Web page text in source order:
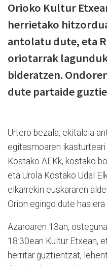
Orioko Kultur
herrietako
antolatu dute, eta
oriotarrak
bideratzen.
dute partaide
Urtero bezala, ekitaldia
egitasmoaren
Kostako AEKk, kostako
eta Urola Kostako Udal
elkarrekin euskararen
Orion egingo dute hasiera
Azaroaren 13an,
18:30ean Kultur Etxean,
herritar guztientzat,